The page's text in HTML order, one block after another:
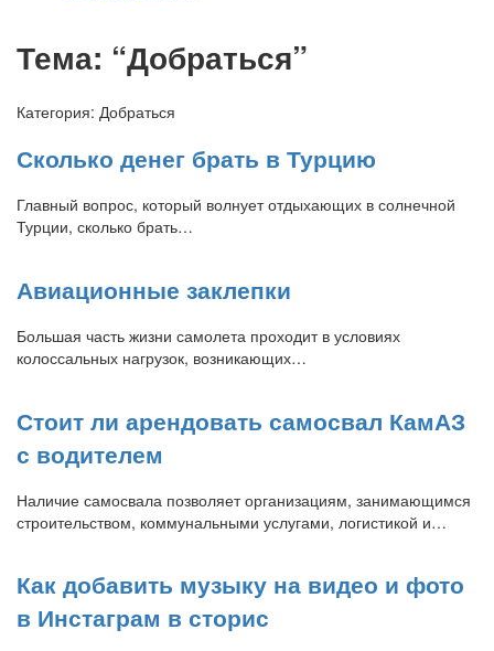
Тема: “Добраться”
Категория: Добраться
Сколько денег брать в Турцию
Главный вопрос, который волнует отдыхающих в солнечной
Турции, сколько брать…
Авиационные заклепки
Большая часть жизни самолета проходит в условиях
колоссальных нагрузок, возникающих…
Стоит ли арендовать самосвал КамАЗ
с водителем
Наличие самосвала позволяет организациям, занимающимся
строительством, коммунальными услугами, логистикой и…
Как добавить музыку на видео и фото
в Инстаграм в сторис